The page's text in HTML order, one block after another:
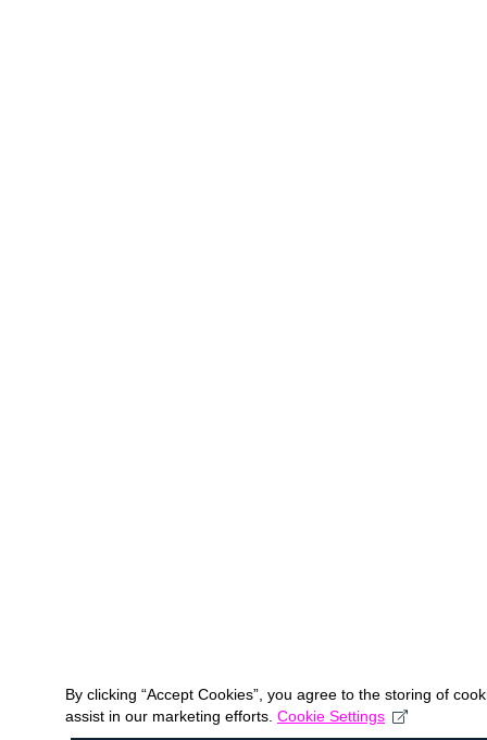
By clicking “Accept Cookies”, you agree to the storing of
assist in our marketing efforts. Cookie Settings